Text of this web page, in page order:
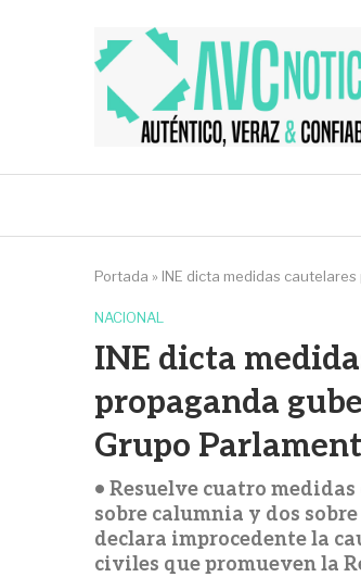
Portada » INE dicta medidas
NACIONAL
INE dicta
propaganda
Grupo
• Resuelve cuatro
sobre calumnia y dos
declara improcedente la
civiles que promueven la